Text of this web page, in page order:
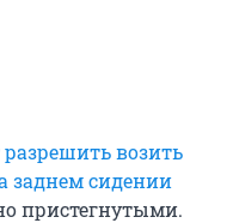
разрешить возить
заднем сидении
пристегнутыми.